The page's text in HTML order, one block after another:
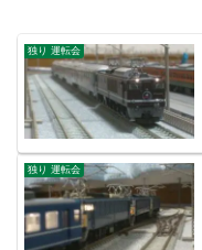
独り 運転会
独り 運転会